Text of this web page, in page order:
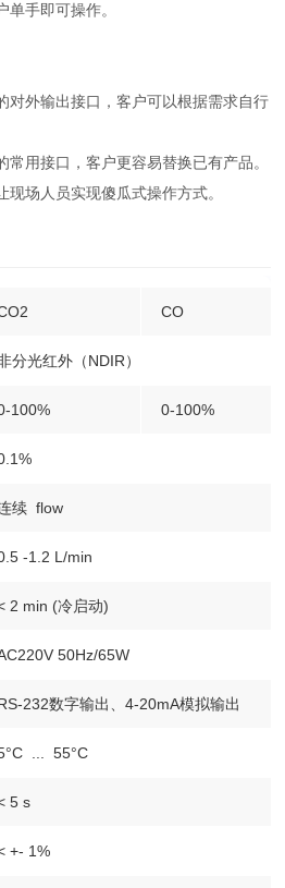
手即可操作。
对外输出接口，客户可以根据需求自行
用接口，客户更容易替换已有产品。
场人员实现傻瓜式操作方式。
CO
分光红外（NDIR）
100% 0-100%
续 flow
-1.2 L/min
2 min (冷启动)
50Hz/65W
232数字输出、4-20mA模拟输出
... 55°C
5 s
+- 1%